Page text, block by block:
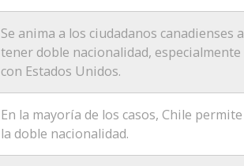
Se anima a los ciudadanos canadienses a
tener doble nacionalidad, especialmente
con Estados Unidos.
En la mayoría de los casos, Chile permite
la doble nacionalidad.